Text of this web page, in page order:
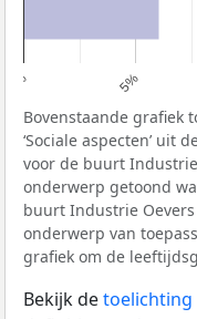
0% 5%
Bovenstaande grafiek
‘Sociale aspecten’ uit
voor de buurt
onderwerp getoond
buurt Industrie
onderwerp van
grafiek om de
Bekijk detoelichting